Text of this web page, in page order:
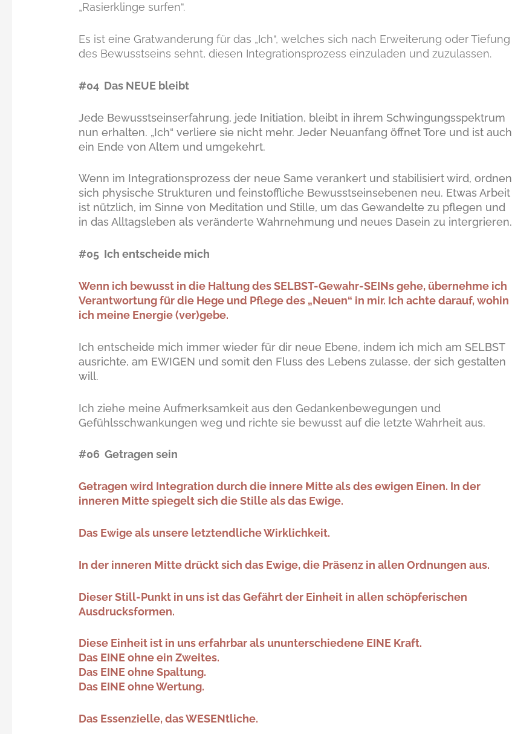
„Rasierklinge surfen“.
Es ist eine Gratwanderung für das „Ich“, welches sich nach Erweiterung oder Tiefung
des Bewusstseins sehnt, diesen Integrationsprozess einzuladen und zuzulassen.
#04 Das NEUE bleibt
Jede Bewusstseinserfahrung, jede Initiation, bleibt in ihrem Schwingungsspektrum
nun erhalten. „Ich“ verliere sie nicht mehr. Jeder Neuanfang öffnet Tore und ist auch
ein Ende von Altem und umgekehrt.
Wenn im Integrationsprozess der neue Same verankert und stabilisiert wird, ordnen
sich physische Strukturen und feinstoffliche Bewusstseinsebenen neu. Etwas Arbeit
ist nützlich, im Sinne von Meditation und Stille, um das Gewandelte zu pflegen und
in das Alltagsleben als veränderte Wahrnehmung und neues Dasein zu intergrieren.
#05 Ich entscheide mich
Wenn ich bewusst in die Haltung des SELBST-Gewahr-SEINs gehe, übernehme ich
Verantwortung für die Hege und Pflege des „Neuen“ in mir. Ich achte darauf, wohin
ich meine Energie (ver)gebe.
Ich entscheide mich immer wieder für dir neue Ebene, indem ich mich am SELBST
ausrichte, am EWIGEN und somit den Fluss des Lebens zulasse, der sich gestalten
will.
Ich ziehe meine Aufmerksamkeit aus den Gedankenbewegungen und
Gefühlsschwankungen weg und richte sie bewusst auf die letzte Wahrheit aus.
#06 Getragen sein
Getragen wird Integration durch die innere Mitte als des ewigen Einen. In der
inneren Mitte spiegelt sich die Stille als das Ewige.
Das Ewige als unsere letztendliche Wirklichkeit.
In der inneren Mitte drückt sich das Ewige, die Präsenz in allen Ordnungen aus.
Dieser Still-Punkt in uns ist das Gefährt der Einheit in allen schöpferischen
Ausdrucksformen.
Diese Einheit ist in uns erfahrbar als ununterschiedene EINE Kraft.
Das EINE ohne ein Zweites.
Das EINE ohne Spaltung.
Das EINE ohne Wertung.
Das Essenzielle, das WESENtliche.